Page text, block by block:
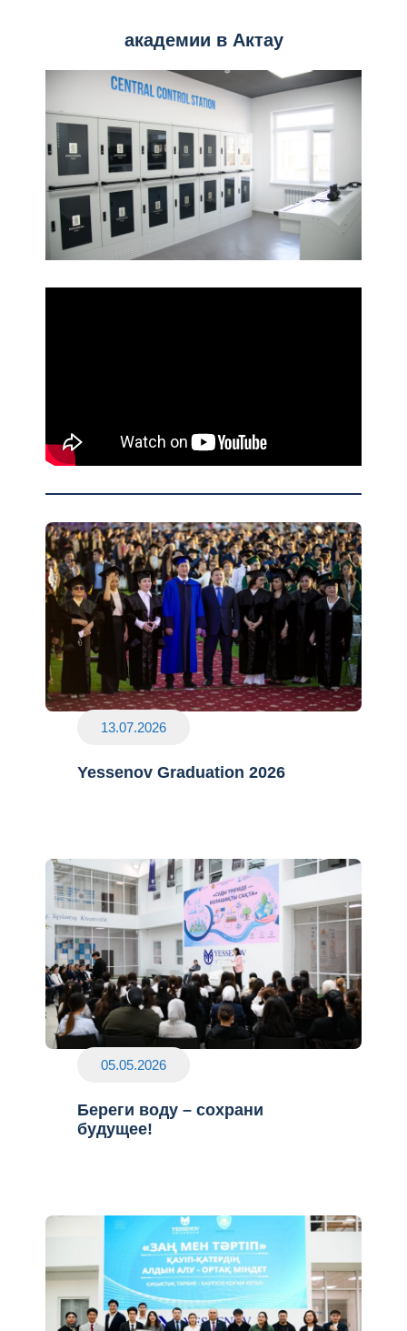
академии в Актау
13.07.2026
Yessenov Graduation 2026
05.05.2026
Береги воду – сохрани
будущее!